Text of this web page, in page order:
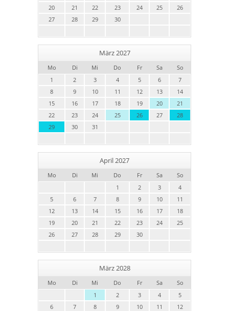
20
21 22 23 24 25
26
27
28 29 30
März 2027
Mo Di Mi Do Fr Sa
So
1
2 3 4 5 6
7
8
9 10 11 12 13
14
15
16 17 18 19 20
21
22
23 24 25 26 27
28
29
30 31
April 2027
Mo Di Mi Do Fr Sa
So
1
2 3
4
5
6 7 8 9 10
11
12
13 14 15 16 17
18
19
20 21 22 23 24
25
26
27 28 29 30
März 2028
Mo Di Mi Do Fr Sa
So
1
2 3 4
5
6
7 8 9 10 11
12